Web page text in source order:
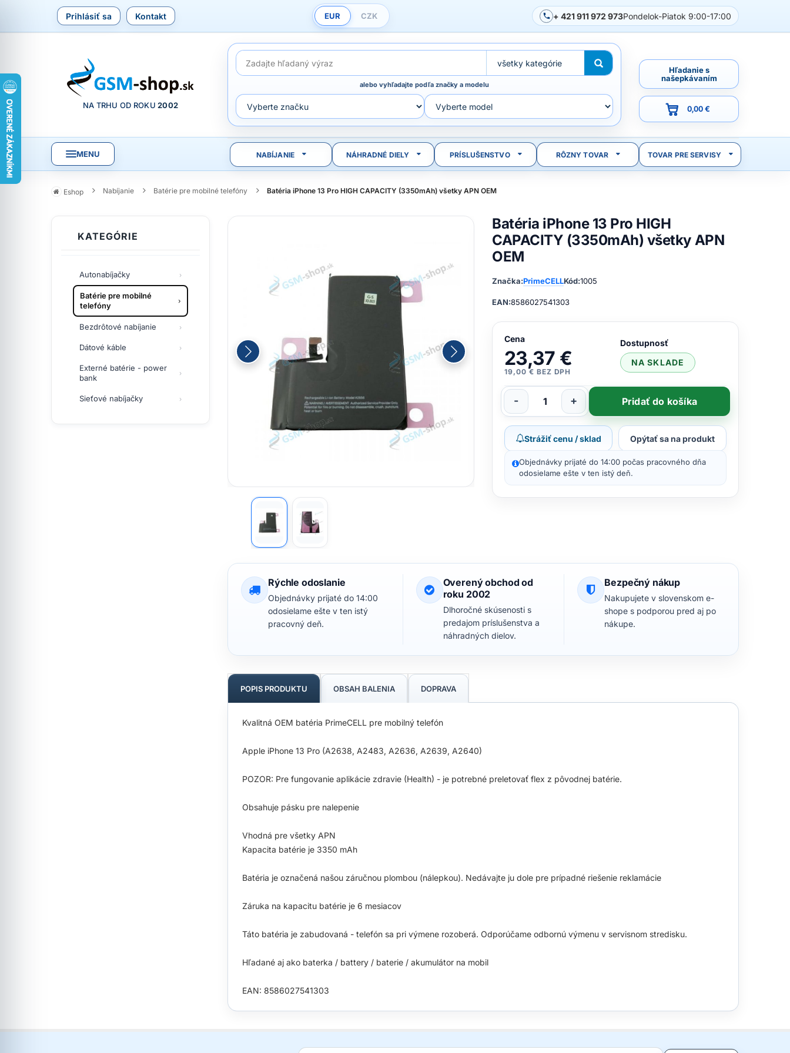
Prihlásiť sa Kontakt EUR CZK + 421 911 972 973Pondelok-Piatok 9:00-17:00
NA TRHU OD ROKU2002
alebo vyhľadajte podľa značky a modelu
Hľadanie s
našepkávaním
0,00 €
MENU NABÍJANIE NÁHRADNÉ DIELY PRÍSLUŠENSTVO RÔZNY TOVAR TOVAR PRE SERVISY
Eshop Nabíjanie Batérie pre mobilné telefóny Batéria iPhone 13 Pro HIGH CAPACITY (3350mAh) všetky APN OEM
KATEGÓRIE
Autonabíjačky
Batérie pre mobilné
telefóny
Bezdrôtové nabíjanie
Dátové káble
Externé batérie - power
bank
Sieťové nabíjačky
Batéria iPhone 13 Pro HIGH
CAPACITY (3350mAh) všetky APN
OEM
Značka:PrimeCELLKód:1005
EAN:8586027541303
Cena
23,37 €
19,00 € BEZ DPH
Dostupnosť
NA SKLADE
- + Pridať do košíka
Strážiť cenu / sklad Opýtať sa na produkt
Objednávky prijaté do 14:00 počas pracovného dňa
odosielame ešte v ten istý deň.
Rýchle odoslanie
Objednávky prijaté do 14:00
odosielame ešte v ten istý
pracovný deň.
Overený obchod od
roku 2002
Dlhoročné skúsenosti s
predajom príslušenstva a
náhradných dielov.
Bezpečný nákup
Nakupujete v slovenskom e-
shope s podporou pred aj po
nákupe.
POPIS PRODUKTU OBSAH BALENIA DOPRAVA
Kvalitná OEM batéria PrimeCELL pre mobilný telefón
Apple iPhone 13 Pro (A2638, A2483, A2636, A2639, A2640)
POZOR: Pre fungovanie aplikácie zdravie (Health) - je potrebné preletovať flex z pôvodnej batérie.
Obsahuje pásku pre nalepenie
Vhodná pre všetky APN
Kapacita batérie je 3350 mAh
Batéria je označená našou záručnou plombou (nálepkou). Nedávajte ju dole pre prípadné riešenie reklamácie
Záruka na kapacitu batérie je 6 mesiacov
Táto batéria je zabudovaná - telefón sa pri výmene rozoberá. Odporúčame odbornú výmenu v servisnom stredisku.
Hľadané aj ako baterka / battery / baterie / akumulátor na mobil
EAN: 8586027541303